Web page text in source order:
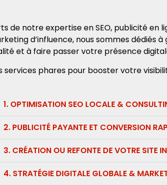
de notre expertise en SEO, publicité en
d’influence, nous sommes dédiés
et à faire passer votre présence
services phares pour booster votre
1. OPTIMISATION SEO LOCALE &
2. PUBLICITÉ PAYANTE ET CONVERSION
3. CRÉATION OU REFONTE DE VOTRE SITE
4. STRATÉGIE DIGITALE GLOBALE &